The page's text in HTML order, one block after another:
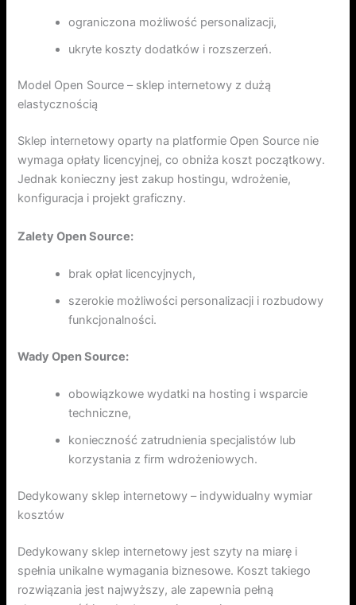
ograniczona możliwość personalizacji,
ukryte koszty dodatków i rozszerzeń.
Model Open Source – sklep internetowy z dużą
elastycznością
Sklep internetowy oparty na platformie Open Source nie
wymaga opłaty licencyjnej, co obniża koszt początkowy.
Jednak konieczny jest zakup hostingu, wdrożenie,
konfiguracja i projekt graficzny.
Zalety Open Source:
brak opłat licencyjnych,
szerokie możliwości personalizacji i rozbudowy
funkcjonalności.
Wady Open Source:
obowiązkowe wydatki na hosting i wsparcie
techniczne,
konieczność zatrudnienia specjalistów lub
korzystania z firm wdrożeniowych.
Dedykowany sklep internetowy – indywidualny wymiar
kosztów
Dedykowany sklep internetowy jest szyty na miarę i
spełnia unikalne wymagania biznesowe. Koszt takiego
rozwiązania jest najwyższy, ale zapewnia pełną